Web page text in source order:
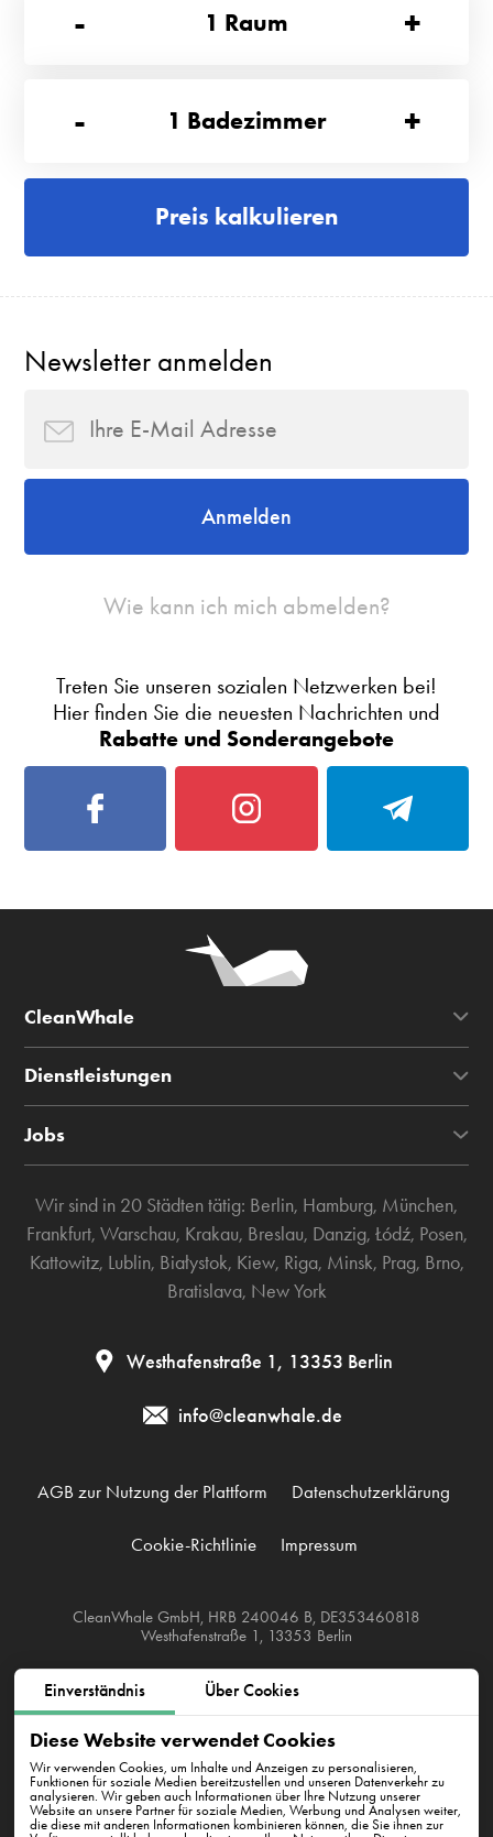
Einverständnis Über Cookies
Diese Website verwendet Cookies
Wir verwenden Cookies, um Inhalte und Anzeigen zu personalisieren,
Funktionen für soziale Medien bereitzustellen und unseren Datenverkehr zu
analysieren. Wir geben auch Informationen über Ihre Nutzung unserer
Website an unsere Partner für soziale Medien, Werbung und Analysen weiter,
die diese mit anderen Informationen kombinieren können, die Sie ihnen zur
-
1 Raum +
- 1 Badezimmer +
Preis kalkulieren
Newsletter anmelden
Anmelden
Wie kann ich mich abmelden?
Treten Sie unseren sozialen Netzwerken bei!
Hier finden Sie die neuesten Nachrichten und
Rabatte und Sonderangebote
CleanWhale
Dienstleistungen
Jobs
Wir sind in 20 Städten tätig: Berlin, Hamburg, München,
Frankfurt, Warschau, Krakau, Breslau, Danzig, Łódź, Posen,
Kattowitz, Lublin, Białystok, Kiew, Riga, Minsk, Prag, Brno,
Bratislava, New York
Westhafenstraße 1, 13353 Berlin
info@cleanwhale.de
AGB zur Nutzung der Plattform Datenschutzerklärung
Cookie-Richtlinie Impressum
CleanWhale GmbH, HRB 240046 B, DE353460818
Westhafenstraße 1, 13353 Berlin
E-Mail an uns